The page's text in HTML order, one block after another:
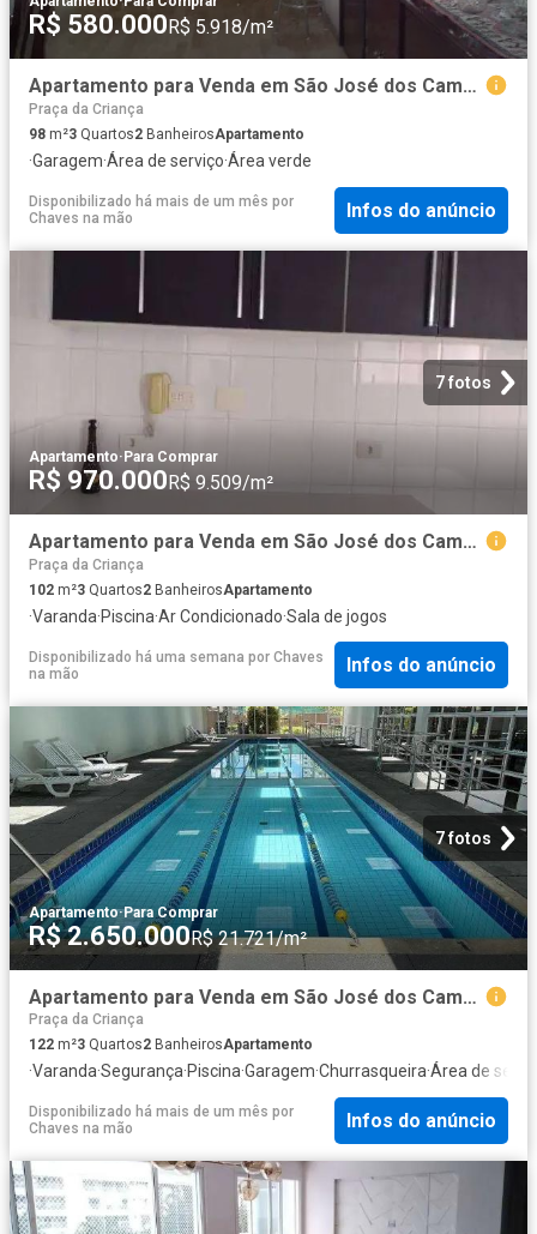
R$ 580.000 R$ 5.918/m²
Apartamento para Venda em São José dos Campos/SP Jardim das Indústrias 3 Quartos
Praça da Criança
98 m²3 Quartos2 BanheirosApartamento
·Garagem·Área de serviço·Área verde
Disponibilizado há mais de um mês por
Chaves na mão
Infos do anúncio
7 fotos
Apartamento· Para Comprar
R$ 970.000R$ 9.509/m²
Apartamento para Venda em São José dos Campos/SP Jardim das Indústrias 3 Quartos
Praça da Criança
102 m²3 Quartos2 BanheirosApartamento
·Varanda·Piscina·Ar Condicionado·Sala de jogos
Disponibilizado há uma semana por Chaves
na mão
Infos do anúncio
7 fotos
Apartamento·Para Comprar
R$ 2.650.000R$ 21.721/m²
Apartamento para Venda em São José dos Campos/SP Jardim das Indústrias 3 Quartos
Praça da Criança
122 m²3 Quartos2 BanheirosApartamento
·Varanda·Segurança·Piscina·Garagem·Churrasqueira·Área de
Disponibilizado há mais de um mês por
Chaves na mão
Infos do anúncio